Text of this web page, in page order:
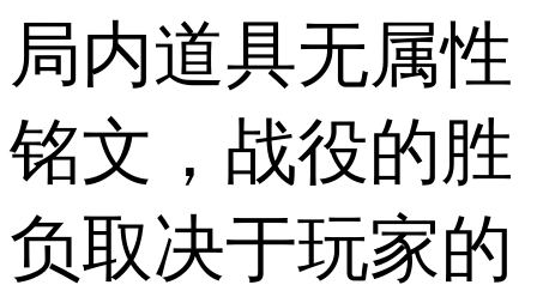
局内道具无属性
铭文，战役的胜
负取决于玩家的